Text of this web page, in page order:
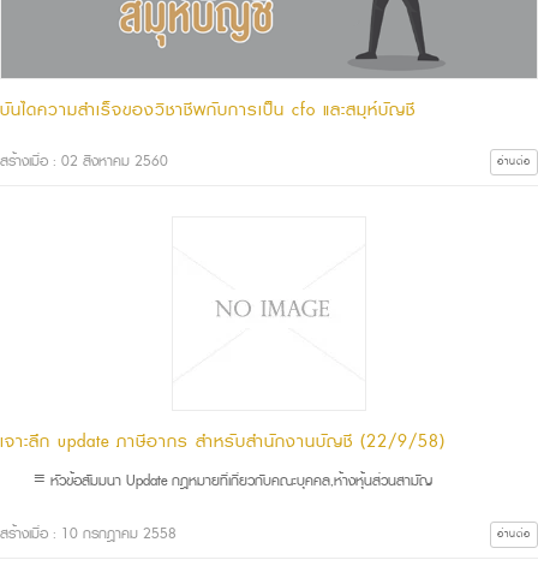
บันไดความสำเร็จของวิชาชีพกับการเป็น cfo และสมุห์บัญชี
สร้างเมื่อ : 02 สิงหาคม 2560 อ่านต่อ
เจาะลึก update ภาษีอากร สำหรับสำนักงานบัญชี (22/9/58)
≡ หัวข้อสัมมนา Update กฎหมายที่เกี่ยวกับคณะบุคคล,ห้างหุ้นส่วนสามัญ
สร้างเมื่อ : 10 กรกฎาคม 2558 อ่านต่อ